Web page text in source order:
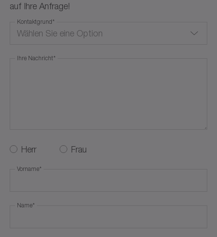
auf Ihre Anfrage!
Wählen Sie eine Option
Angebot anfordern
Karriere
Sonstiges
Kontaktgrund*
Ihre Nachricht*
Herr Frau
Vorname*
Name*